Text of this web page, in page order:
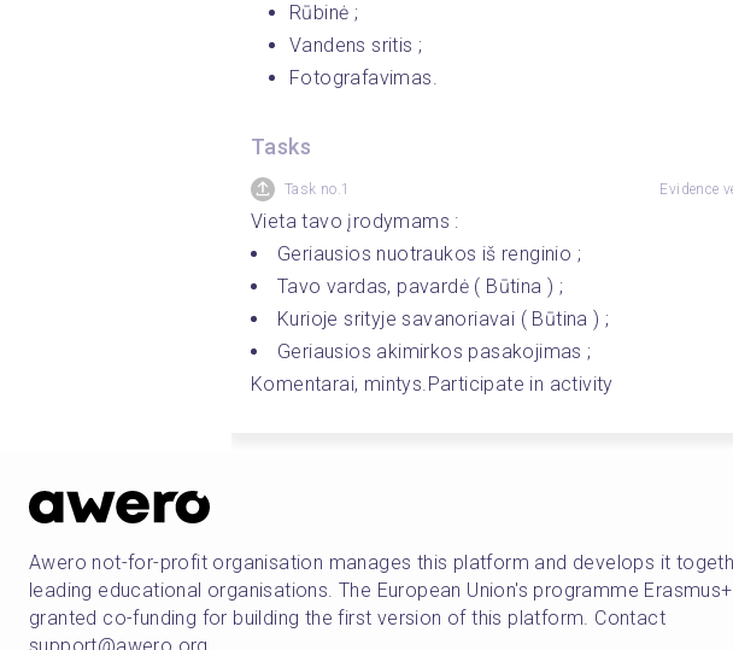
Rūbinė ;
Vandens sritis ;
Fotografavimas.
Tasks
Task no.1 Evidence
Vieta tavo įrodymams :
Geriausios nuotraukos iš renginio ;
Tavo vardas, pavardė ( Būtina ) ;
Kurioje srityje savanoriavai ( Būtina ) ;
Geriausios akimirkos pasakojimas ;
Komentarai, mintys.Participate in activity
Awero not-for-profit organisation manages this platform and develops it
leading educational organisations. The European Union's programme Erasmus+
granted co-funding for building the first version of this platform. Contact